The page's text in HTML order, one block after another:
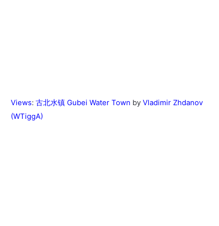
Views: 古北水镇 Gubei Water Town by Vladimir Zhdanov
(WTiggA)